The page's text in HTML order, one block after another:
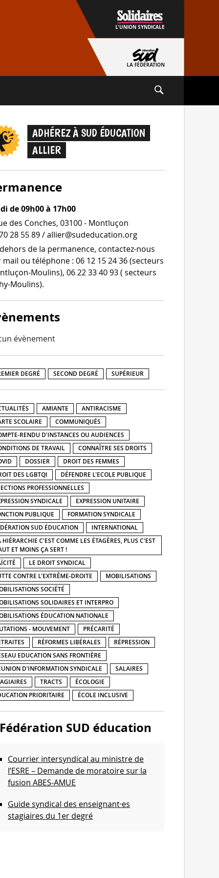
L'UNION SYNDICALE
LA FÉDÉRATION
ADHÉREZ À SUD ÉDUCATION
ALLIER
de 09h00 à 17h00
des Conches, 03100 - Montluçon
28 55 89 / allier@sudeducation.org
de la per­ma­nence, contactez-​nous
mail ou télé­phone : 06 12 15 24 36 (sec­teurs
​Moulins), 06 22 33 40 93 ( sec­teurs
Moulins).
évènement
DEGRÉ SECOND DEGRÉ SUPÉRIEUR
AMIANTE
ANTIRACISME
SCOLAIRE
COMMUNIQUÉS
RENDU D'INSTANCES OU AUDIENCES
DE TRAVAIL
CONNAÎTRE SES DROITS
DOSSIER
DROIT DES FEMMES
DES LGBTQI
DÉFENDRE L'ECOLE PUBLIQUE
PROFESSIONNELLES
SYNDICALE
EXPRESSION UNITAIRE
PUBLIQUE
FORMATION SYNDICALE
SUD ÉDUCATION
INTERNATIONAL
HIÉRARCHIE C'EST COMME LES ÉTAGÈRES, PLUS C'EST
ET MOINS ÇA SERT !
LE DROIT SYNDICAL
CONTRE L'EXTRÊME-DROITE
MOBILISATIONS
SOCIÉTÉ
SOLIDAIRES ET INTERPRO
ÉDUCATION NATIONALE
- MOUVEMENT
PRÉCARITÉ
RÉFORMES LIBÉRALES
RÉPRESSION
EDUCATION SANS FRONTIÈRE
D'INFORMATION SYNDICALE
SALAIRES
TRACTS
ÉCOLOGIE
PRIORITAIRE
ÉCOLE INCLUSIVE
Fédération SUD éducation
Courrier intersyndical au ministre de
l’ESRE – Demande de moratoire sur la
fusion ABES-AMUE
Guide syndical des enseignant·es
stagiaires du 1er degré